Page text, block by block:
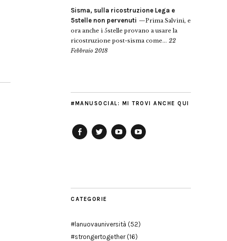
Sisma, sulla ricostruzione Lega e
5stelle non pervenuti
Prima Salvini, e
ora anche i 5stelle provano a usare la
ricostruzione post-sisma come... 22
Febbraio 2018
#MANUSOCIAL: MI TROVI ANCHE QUI
CATEGORIE
#lanuovauniversità (52)
#strongertogether(16)